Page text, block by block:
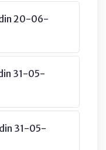
20-06-
31-05-
31-05-